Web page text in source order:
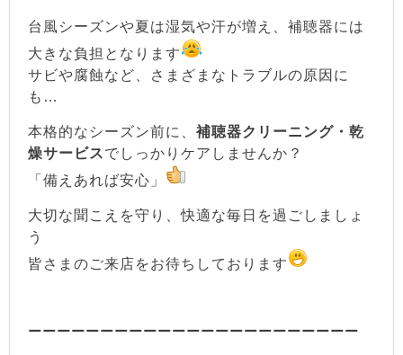
台風シーズンや夏は湿気や汗が増え、補聴器には
大きな負担となります
サビや腐蝕など、さまざまなトラブルの原因に
も…
本格的なシーズン前に、 補聴器クリーニング・乾
燥サービスでしっかりケアしませんか？
「備えあれば安心」
大切な聞こえを守り、快適な毎日を過ごしましょ
う
皆さまのご来店をお待ちしております
ーーーーーーーーーーーーーーーーーーーーーーー